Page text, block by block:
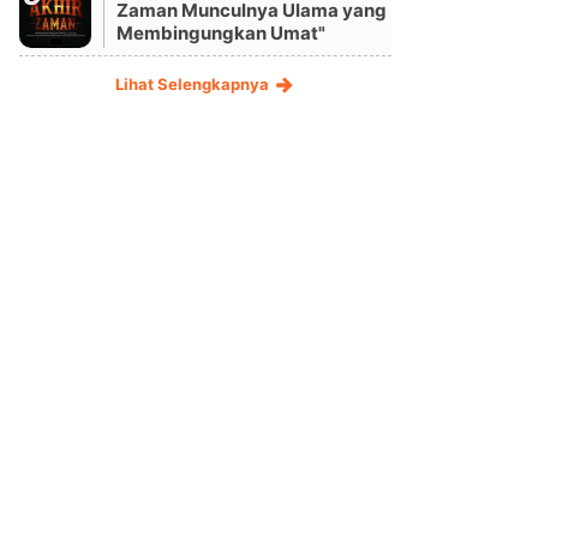
Zaman Munculnya Ulama yang
Membingungkan Umat"
Lihat Selengkapnya